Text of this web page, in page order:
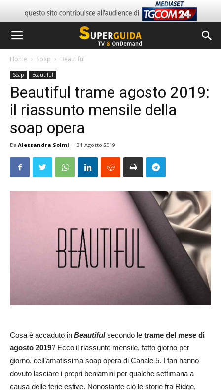
Home Soap Beautiful
Soap Beautiful
Beautiful trame agosto 2019:
il riassunto mensile della
soap opera
Da Alessandra Solmi - 31 Agosto 2019
Cosa è accaduto in Beautifulsecondo le trame del mese di
agosto 2019? Ecco il riassunto mensile, fatto giorno per
giorno, dell’amatissima soap opera di Canale 5. I fan hanno
dovuto lasciare i propri beniamini per qualche settimana a
causa delle ferie estive. Nonostante ciò le storie fra Ridge,